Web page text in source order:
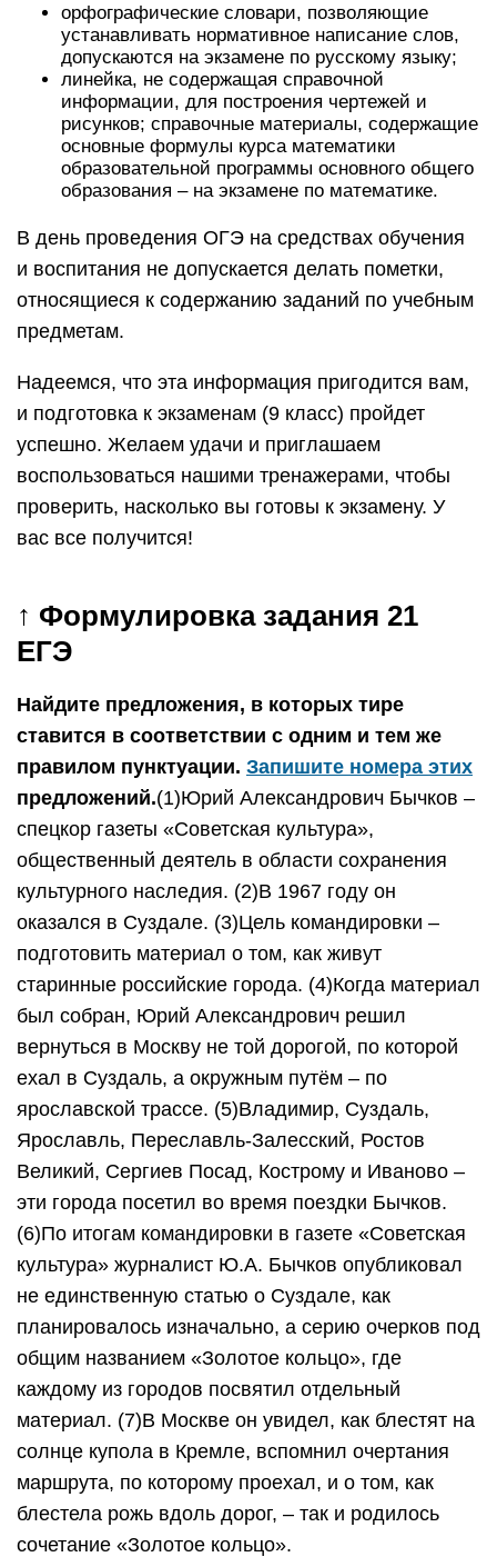
орфографические словари, позволяющие
устанавливать нормативное написание слов,
допускаются на экзамене по русскому языку;
линейка, не содержащая справочной
информации, для построения чертежей и
рисунков; справочные материалы, содержащие
основные формулы курса математики
образовательной программы основного общего
образования – на экзамене по математике.
В день проведения ОГЭ на средствах обучения
и воспитания не допускается делать пометки,
относящиеся к содержанию заданий по учебным
предметам.
Надеемся, что эта информация пригодится вам,
и подготовка к экзаменам (9 класс) пройдет
успешно. Желаем удачи и приглашаем
воспользоваться нашими тренажерами, чтобы
проверить, насколько вы готовы к экзамену. У
вас все получится!
↑ Формулировка задания 21
ЕГЭ
Найдите предложения, в которых тире
ставится в соответствии с одним и тем же
правилом пунктуации. Запишите номера этих
предложений.(1)Юрий Александрович Бычков –
спецкор газеты «Советская культура»,
общественный деятель в области сохранения
культурного наследия. (2)В 1967 году он
оказался в Суздале. (3)Цель командировки –
подготовить материал о том, как живут
старинные российские города. (4)Когда материал
был собран, Юрий Александрович решил
вернуться в Москву не той дорогой, по которой
ехал в Суздаль, а окружным путём – по
ярославской трассе. (5)Владимир, Суздаль,
Ярославль, Переславль-Залесский, Ростов
Великий, Сергиев Посад, Кострому и Иваново –
эти города посетил во время поездки Бычков.
(6)По итогам командировки в газете «Советская
культура» журналист Ю.А. Бычков опубликовал
не единственную статью о Суздале, как
планировалось изначально, а серию очерков под
общим названием «Золотое кольцо», где
каждому из городов посвятил отдельный
материал. (7)В Москве он увидел, как блестят на
солнце купола в Кремле, вспомнил очертания
маршрута, по которому проехал, и о том, как
блестела рожь вдоль дорог, – так и родилось
сочетание «Золотое кольцо».